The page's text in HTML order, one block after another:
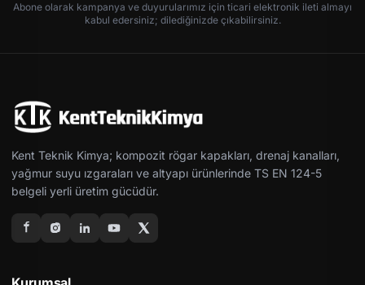
Abone olarak kampanya ve duyurularımız için ticari elektronik ileti almayı
kabul edersiniz; dilediğinizde çıkabilirsiniz.
Kent Teknik Kimya; kompozit rögar kapakları, drenaj kanalları,
yağmur suyu ızgaraları ve altyapı ürünlerinde TS EN 124-5
belgeli yerli üretim gücüdür.